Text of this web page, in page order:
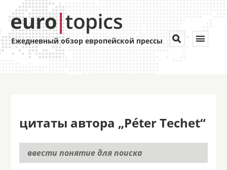
Ежедневный обзор европейской прессы Toggle


цитаты автора „Péter Techet“